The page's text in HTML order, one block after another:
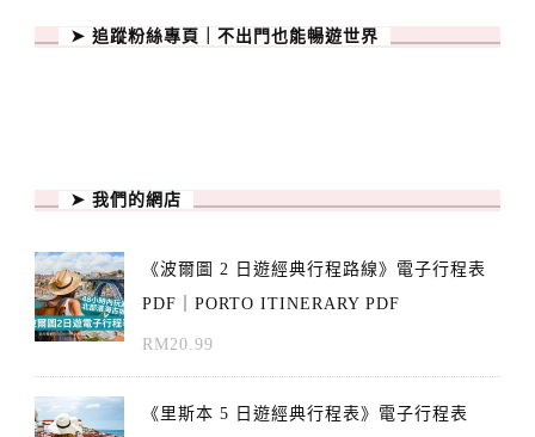
➤ 追蹤粉絲專頁｜不出門也能暢遊世界
➤ 我們的網店
《波爾圖 2 日遊經典行程路線》電子行程表
PDF｜PORTO ITINERARY PDF
RM20.99
《里斯本 5 日遊經典行程表》電子行程表